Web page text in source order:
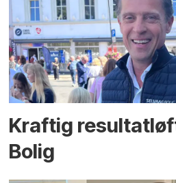
Kraftig
Bolig